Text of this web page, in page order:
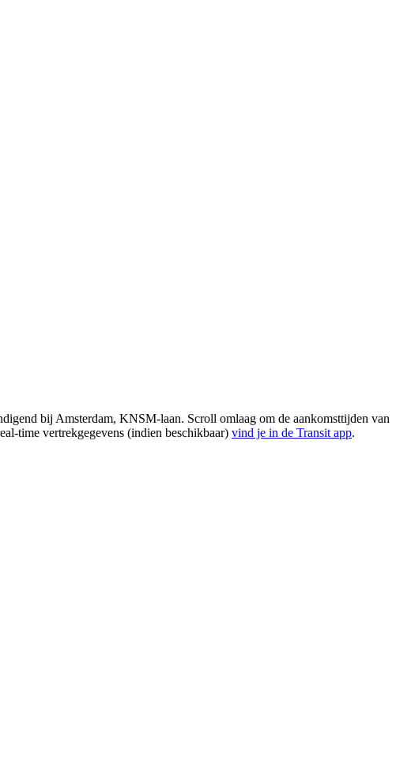
bij Amsterdam, KNSM-laan. Scroll omlaag om de aankomsttijden van
time vertrekgegevens (indien beschikbaar) vind je in de Transit app.